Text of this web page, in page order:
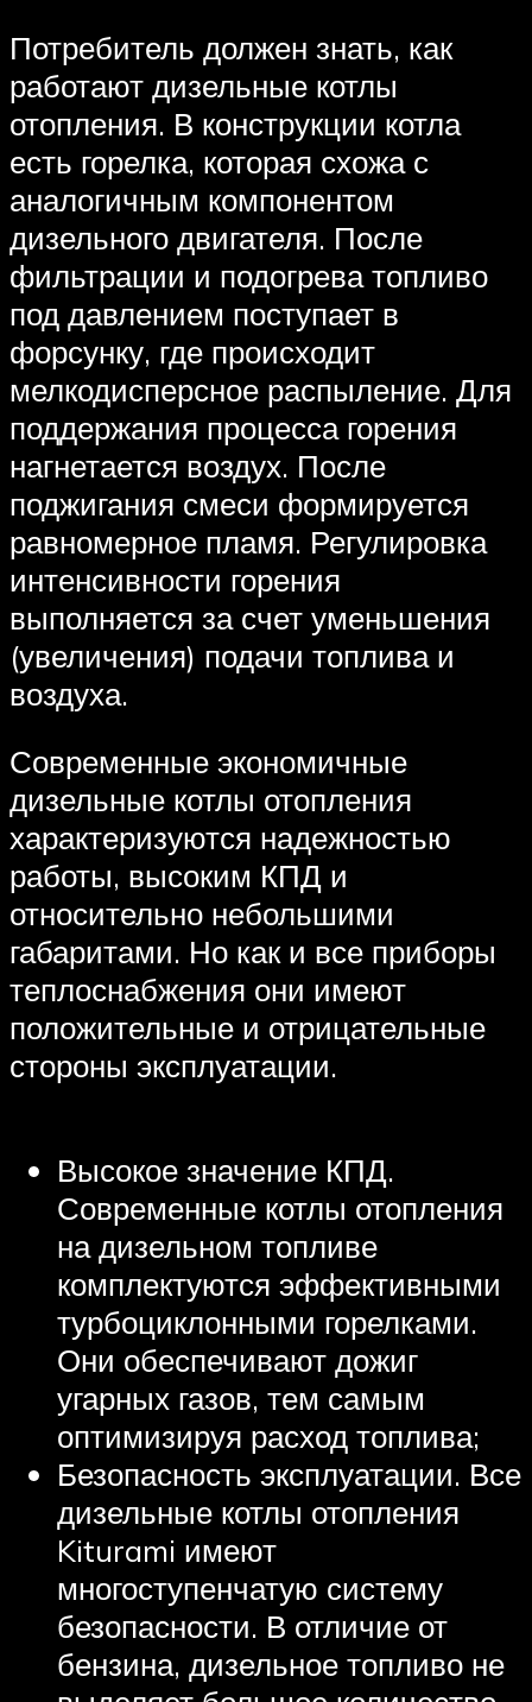
Потребитель должен знать, как
работают дизельные котлы
отопления. В конструкции котла
есть горелка, которая схожа с
аналогичным компонентом
дизельного двигателя. После
фильтрации и подогрева топливо
под давлением поступает в
форсунку, где происходит
мелкодисперсное распыление. Для
поддержания процесса горения
нагнетается воздух. После
поджигания смеси формируется
равномерное пламя. Регулировка
интенсивности горения
выполняется за счет уменьшения
(увеличения) подачи топлива и
воздуха.
Современные экономичные
дизельные котлы отопления
характеризуются надежностью
работы, высоким КПД и
относительно небольшими
габаритами. Но как и все приборы
теплоснабжения они имеют
положительные и отрицательные
стороны эксплуатации.
Высокое значение КПД.
Современные котлы отопления
на дизельном топливе
комплектуются эффективными
турбоциклонными горелками.
Они обеспечивают дожиг
угарных газов, тем самым
оптимизируя расход топлива;
Безопасность эксплуатации. Все
дизельные котлы отопления
Kiturami имеют
многоступенчатую систему
безопасности. В отличие от
бензина, дизельное топливо не